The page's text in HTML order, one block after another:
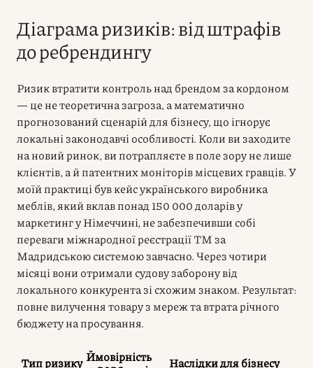
Діаграма ризиків: від штрафів
до ребрендингу
Ризик втратити контроль над брендом за кордоном
— це не теоретична загроза, а математично
прогнозований сценарій для бізнесу, що ігнорує
локальні законодавчі особливості. Коли ви заходите
на новий ринок, ви потрапляєте в поле зору не лише
клієнтів, а й патентних моніторів місцевих гравців. У
моїй практиці був кейс українського виробника
меблів, який вклав понад 150 000 доларів у
маркетинг у Німеччині, не забезпечивши собі
переваги міжнародної реєстрації ТМ за
Мадридською системою завчасно. Через чотири
місяці вони отримали судову заборону від
локального конкурента зі схожим знаком. Результат:
повне вилучення товару з мереж та втрата річного
бюджету на просування.
Тип ризику Ймовірність
Наслідки для бізнесу